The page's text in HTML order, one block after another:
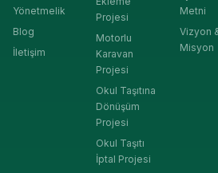
Yönetmelik
Blog
İletişim
Projesi
Motorlu
Karavan
Projesi
Okul Taşıtına
Dönüşüm
Projesi
Okul Taşıtı
İptal Projesi
Metni
Vizyon
Misyon